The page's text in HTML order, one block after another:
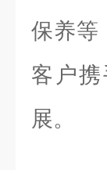
保养等
客户
展。